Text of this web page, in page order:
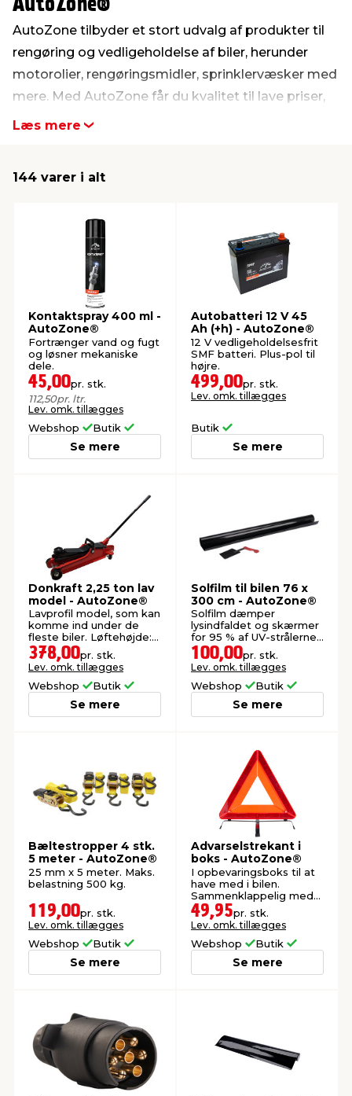
& stilladser
& ukrudt
& sikkerhed
& syltning
data & TV
udendørs spa
fritid
AutoZone®
AutoZone tilbyder et stort udvalg af produkter til
rengøring og vedligeholdelse af biler, herunder
motorolier, rengøringsmidler, sprinklervæsker med
mere. Med AutoZone får du kvalitet til lave priser,
som alle kan være med på. Se hele udvalget her.
Læs mere
144 varer i alt
Kontaktspray 400 ml -
AutoZone®
Fortrænger vand og fugt
og løsner mekaniske
dele.
45,00pr. stk.
112,50pr. ltr.
Lev. omk. tillægges
Webshop Butik
Se mere
Autobatteri 12 V 45
Ah (+h) - AutoZone®
12 V vedligeholdelsesfrit
SMF batteri. Plus-pol til
højre.
499,00pr. stk.
Lev. omk. tillægges
Butik
Se mere
Donkraft 2,25 ton lav
model - AutoZone®
Lavprofil model, som kan
komme ind under de
fleste biler. Løftehøjde:
85-365 mm.
378,00pr. stk.
Lev. omk. tillægges
Webshop Butik
Se mere
Solfilm til bilen 76 x
300 cm - AutoZone®
Solfilm dæmper
lysindfaldet og skærmer
for 95 % af UV-strålerne.
Til bagruder.
100,00pr. stk.
Lev. omk. tillægges
Webshop Butik
Se mere
Bæltestropper 4 stk.
5 meter - AutoZone®
25 mm x 5 meter. Maks.
belastning 500 kg.
119,00pr. stk.
Lev. omk. tillægges
Webshop Butik
Se mere
Advarselstrekant i
boks - AutoZone®
I opbevaringsboks til at
have med i bilen.
Sammenklappelig med
støttefødder.
49,95pr. stk.
Lev. omk. tillægges
Webshop Butik
Se mere